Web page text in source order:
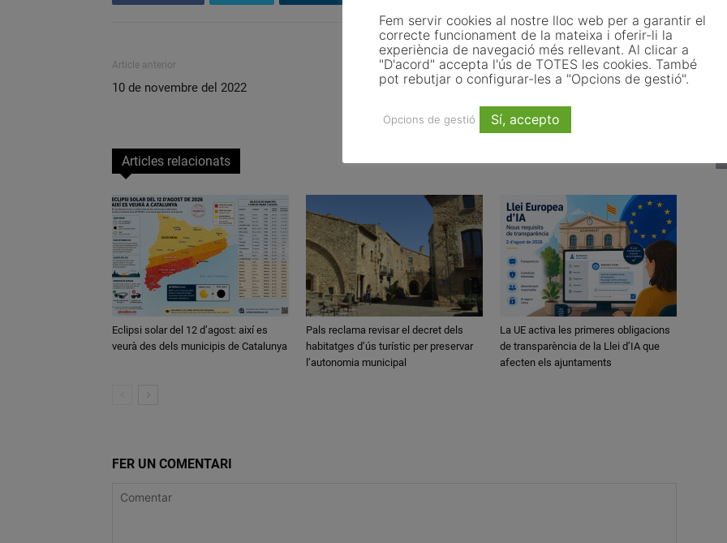
Article anterior
10 de novembre del 2022
Article següent
Veïns de Palà reclamen una nova canalització
per les aigües pluvials per por d’inundacions
Articles relacionats
Eclipsi solar del 12 d’agost: així es
veurà des dels municipis de Catalunya
Pals reclama revisar el decret dels
habitatges d’ús turístic per preservar
l’autonomia municipal
La UE activa les primeres obligacions
de transparència de la Llei d’IA que
afecten els ajuntaments
FER UN COMENTARI
Fem servir cookies al nostre lloc web per a garantir el
correcte funcionament de la mateixa i oferir-li la
experiència de navegació més rellevant. Al clicar a
"D'acord" accepta l'ús de TOTES les cookies. També
pot rebutjar o configurar-les a "Opcions de gestió".
Opcions de gestió Sí, accepto